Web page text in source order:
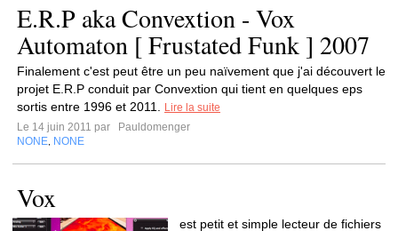
E.R.P aka Convextion - Vox
Automaton [ Frustated Funk ] 2007
Finalement c'est peut être un peu naïvement que j'ai découvert le
projet E.R.P conduit par Convextion qui tient en quelques eps
sortis entre 1996 et 2011.
Lire la suite
Le 14 juin 2011 par
Pauldomenger
NONE NONE
Vox
est petit et simple lecteur de fichiers